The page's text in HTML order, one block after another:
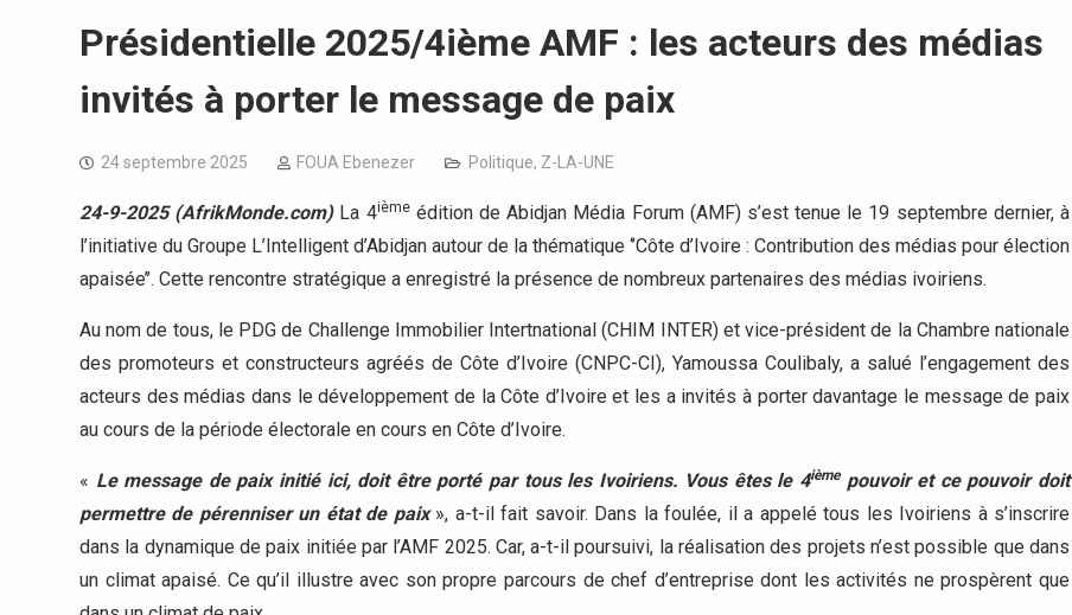
Présidentielle 2025/4ième AMF : les acteurs des médias
invités à porter le message de paix
24 septembre 2025 FOUA Ebenezer Politique, Z-LA-UNE
24-9-2025 (AfrikMonde.com)La 4ièmeédition de Abidjan Média Forum (AMF) s’est tenue le 19 septembre dernier, à
l’initiative du Groupe L’Intelligent d’Abidjan autour de la thématique ‘’Côte d’Ivoire : Contribution des médias pour élection
apaisée’’. Cette rencontre stratégique a enregistré la présence de nombreux partenaires des médias ivoiriens.
Au nom de tous, le PDG de Challenge Immobilier Intertnational (CHIM INTER) et vice-président de la Chambre nationale
des promoteurs et constructeurs agréés de Côte d’Ivoire (CNPC-CI), Yamoussa Coulibaly, a salué l’engagement des
acteurs des médias dans le développement de la Côte d’Ivoire et les a invités à porter davantage le message de paix
au cours de la période électorale en cours en Côte d’Ivoire.
« Le message de paix initié ici, doit être porté par tous les Ivoiriens. Vous êtes le 4ièmepouvoir et ce pouvoir doit
permettre de pérenniser un état de paix», a-t-il fait savoir. Dans la foulée, il a appelé tous les Ivoiriens à s’inscrire
dans la dynamique de paix initiée par l’AMF 2025. Car, a-t-il poursuivi, la réalisation des projets n’est possible que dans
un climat apaisé. Ce qu’il illustre avec son propre parcours de chef d’entreprise dont les activités ne prospèrent que